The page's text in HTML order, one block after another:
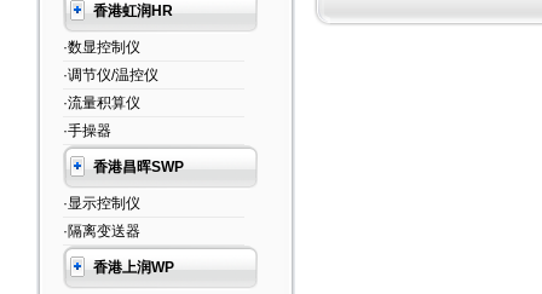
香港虹润HR
·数显控制仪
·调节仪/温控仪
·流量积算仪
·手操器
香港昌晖SWP
·显示控制仪
·隔离变送器
香港上润WP